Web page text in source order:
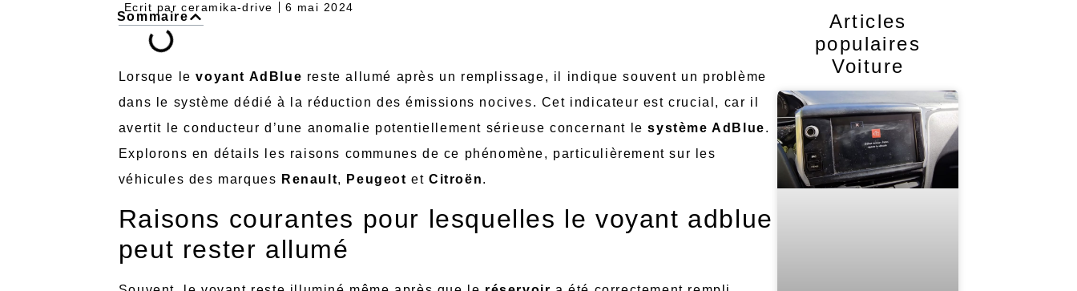
Ecrit par ceramika-drive 6 mai 2024
Sommaire
Lorsque levoyant AdBlue reste allumé après un remplissage, il indique souvent un problème
dans le système dédié à la réduction des émissions nocives. Cet indicateur est crucial, car il
avertit le conducteur d’une anomalie potentiellement sérieuse concernant lesystème AdBlue.
Explorons en détails les raisons communes de ce phénomène, particulièrement sur les
véhicules des marques Renault, Peugeot etCitroën.
Raisons courantes pour lesquelles le voyant adblue
peut rester allumé
Articles
populaires
Voiture